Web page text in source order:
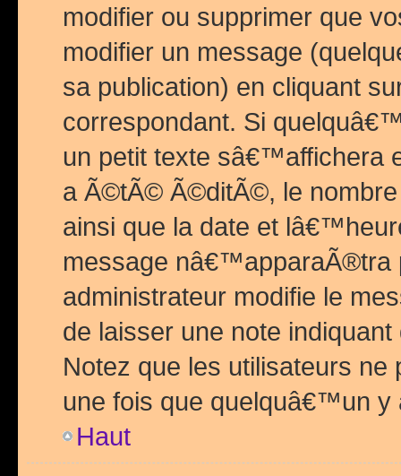
modifier ou supprimer que
modifier un message
sa publication) en cliquant
correspondant. Si
un petit texte sâ€™affichera
a Ã©tÃ© Ã©ditÃ©, le
ainsi que la date et
message nâ€™apparaÃ®tra
administrateur modifie le
de laisser une note
Notez que les utilisateurs
une fois que quelquâ€™un y
Haut